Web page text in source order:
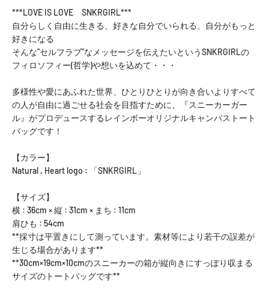
***LOVE IS LOVE SNKRGIRL***
自分らしく自由に生きる、好きな自分でいられる、自分がもっと
好きになる
そんな"セルフラブ"なメッセージを伝えたいというSNKRGIRLの
フィロソフィー(哲学)や想いを込めて・・・
多様性や愛にあふれた世界、ひとりひとりが向き合いよりすべて
の人が自由に過ごせる社会を目指すために、『スニーカーガー
ル』がプロデュースするレインボーオリジナルキャンバストート
バッグです！
【カラー】
Natural , Heart logo : 「SNKRGIRL」
【サイズ】
横 : 36cm × 縦 : 31cm × まち : 11cm
肩ひも : 54cm
**採寸は平置きにして測っています。素材等により若干の誤差が
生じる場合があります**
**30cm×19cm×10cmのスニーカーの箱が縦向きにすっぽり収まる
サイズのトートバッグです**